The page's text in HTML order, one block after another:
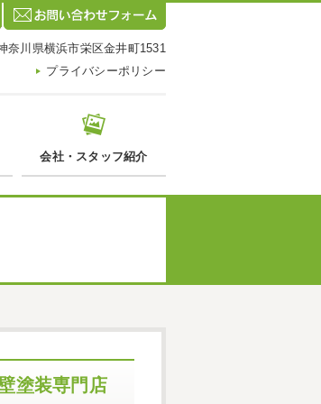
奈川県横浜市栄区金井町1531
プライバシーポリシー
会社・スタッフ紹介
塗装専門店